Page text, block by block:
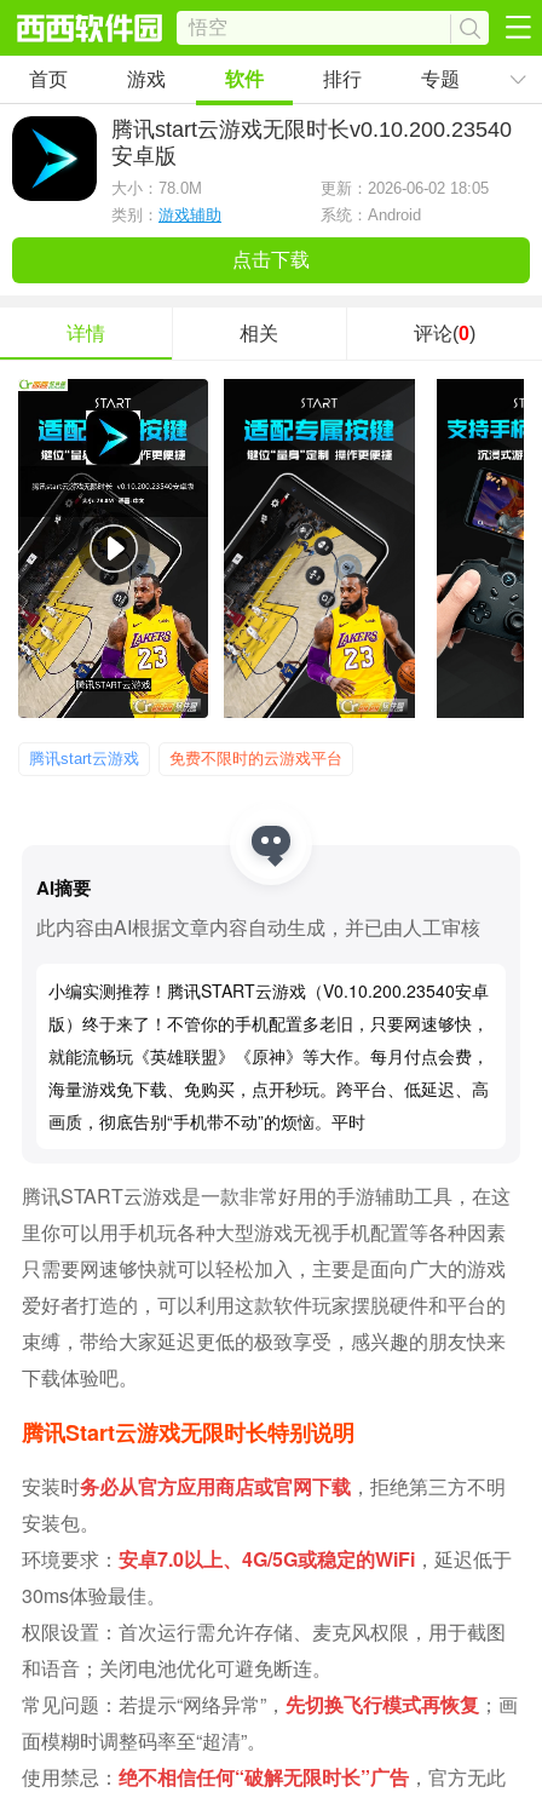
首页 游戏 软件 排行 专题
腾讯start云游戏无限时长v0.10.200.23540
安卓版
大小： 78.0M
更新：2026-06-02 18:05
类别： 游戏辅助 系统：Android
点击下载
详情 相关 评论(0)
腾讯start云游戏 免费不限时的云游戏平台
AI摘要
此内容由AI根据文章内容自动生成，并已由人工审核
小编实测推荐！腾讯START云游戏（v0.10.200.23540安卓
版）终于来了！不管你的手机配置多老旧，只要网速够快，
就能流畅玩《英雄联盟》《原神》等大作。每月付点会费，
海量游戏免下载、免购买，点开秒玩。跨平台、低延迟、高
画质，彻底告别“手机带不动”的烦恼。平时
腾讯START云游戏是一款非常好用的手游辅助工具，在这
里你可以用手机玩各种大型游戏无视手机配置等各种因素
只需要网速够快就可以轻松加入，主要是面向广大的游戏
爱好者打造的，可以利用这款软件玩家摆脱硬件和平台的
束缚，带给大家延迟更低的极致享受，感兴趣的朋友快来
下载体验吧。
腾讯start云游戏无限时长特别说明
安装时务必从官方应用商店或官网下载，拒绝第三方不明
安装包。
环境要求： 安卓7.0以上、4G/5G或稳定的WiFi，延迟低于
30ms体验最佳。
权限设置：首次运行需允许存储、麦克风权限，用于截图
和语音；关闭电池优化可避免断连。
常见问题：若提示“网络异常”， 先切换飞行模式再恢复 ；画
面模糊时调整码率至“超清”。
使用禁忌： 绝不相信任何“破解无限时长”广告，官方无此